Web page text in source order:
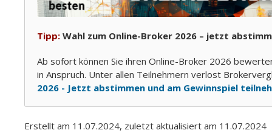
Tipp: Wahl zum Online-Broker 2026 – jetzt
Ab sofort können Sie ihren Online-Broker 2026
in Anspruch. Unter allen Teilnehmern verlost
2026 - Jetzt abstimmen und am Gewinnspiel
Erstellt am 11.07.2024, zuletzt aktualisiert am 11.07.2024